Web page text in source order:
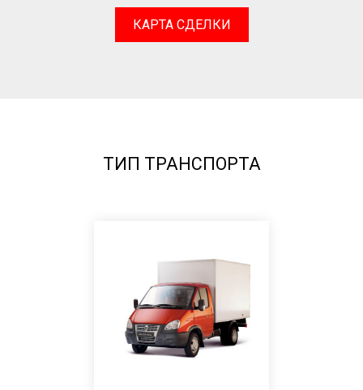
КАРТА СДЕЛКИ
ТИП ТРАНСПОРТА